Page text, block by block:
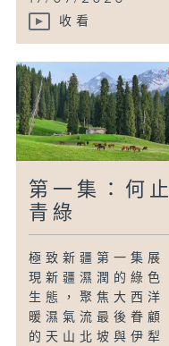
收看
第一集：何止
青綠
極致新疆第一集展
現新疆濕潤的綠色
生態，聚焦大西洋
暖濕氣流最後眷顧
的天山北坡與伊犁